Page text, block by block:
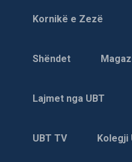
pozitën e kryetarit të
Në fjalën e tij para
“Nuk duhet të shkojmë
politike,” u shpreh Kurti nga
Kornikë e Zezë
Shëndet
Lajmet nga UBT
UBT TV Kolegji